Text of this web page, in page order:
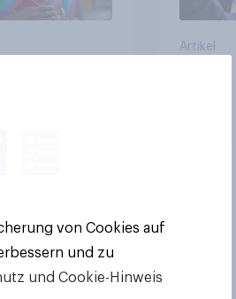
Artikel
von Cookies auf
und zu
und Cookie-Hinweis